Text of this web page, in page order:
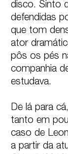
disco. Sinto
defendidas
que tom
ator
pôs os pés
companhia
estudava.
De lá para
tanto em
caso de
a partir da